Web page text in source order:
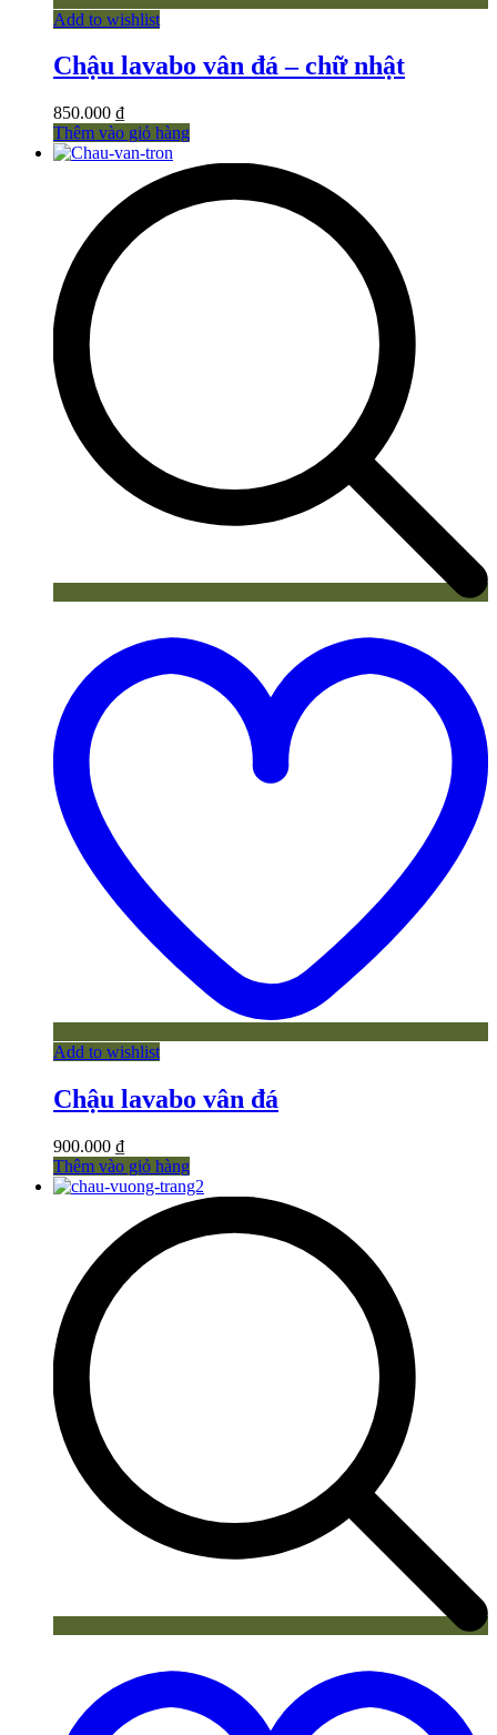
Add to wishlist
Chậu lavabo vân đá – chữ nhật
850.000 ₫
Thêm vào giỏ hàng
Add to wishlist
Chậu lavabo vân đá
900.000 ₫
Thêm vào giỏ hàng